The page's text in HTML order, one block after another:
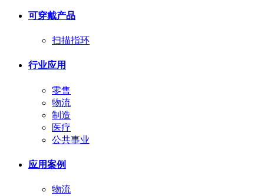
可穿戴产品
扫描指环
行业应用
零售
物流
制造
医疗
公共事业
应用案例
物流